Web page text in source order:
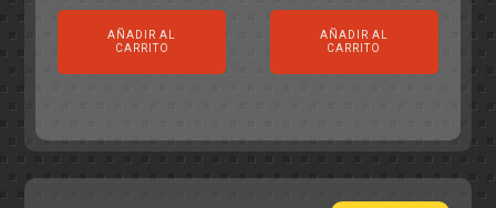
original
era:
actual
AÑADIR AL
CARRITO
precio
original
era:
precio
actual
es:
AÑADIR AL
CARRITO